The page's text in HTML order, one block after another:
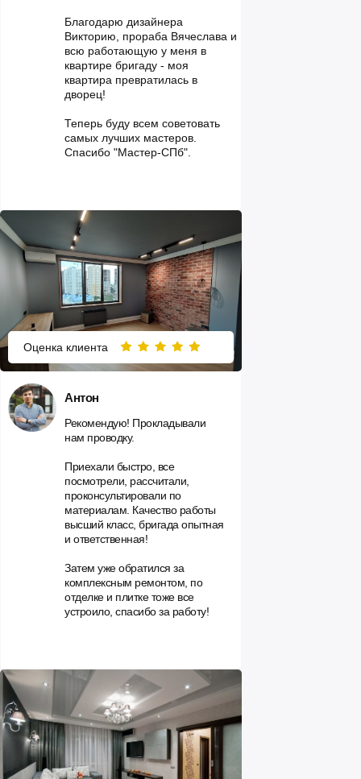
Благодарю дизайнера
Викторию, прораба Вячеслава и
всю работающую у меня в
квартире бригаду - моя
квартира превратилась в
дворец!
Теперь буду всем советовать
самых лучших мастеров.
Спасибо "Мастер-СПб".
Оценка клиента
Рекомендую! Прокладывали
нам проводку.
Приехали быстро, все
посмотрели, рассчитали,
проконсультировали по
материалам. Качество работы
высший класс, бригада опытная
и ответственная!
Затем уже обратился за
комплексным ремонтом, по
отделке и плитке тоже все
устроило, спасибо за работу!
Антон